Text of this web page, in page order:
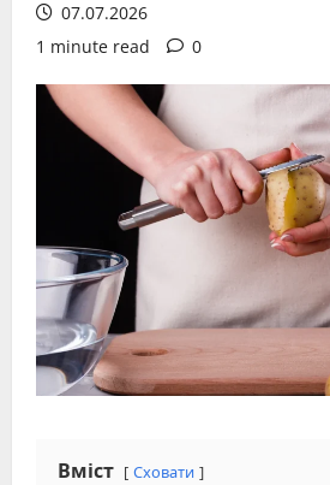
07.07.2026
1 minute read
0
Вміст Сховати